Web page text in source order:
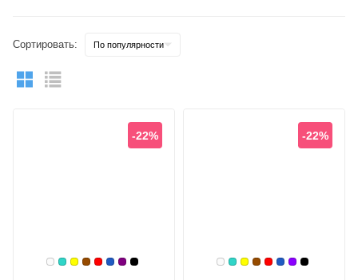
Сортировать:
Белый
Бирюзовый
Желтый
Коричневый
Красный
Синий, темный
Фиолетовый, темный
Черный
-22%
Белый
Бирюзовый
Желтый
Коричневый
Красный
Синий,Черный
-22%